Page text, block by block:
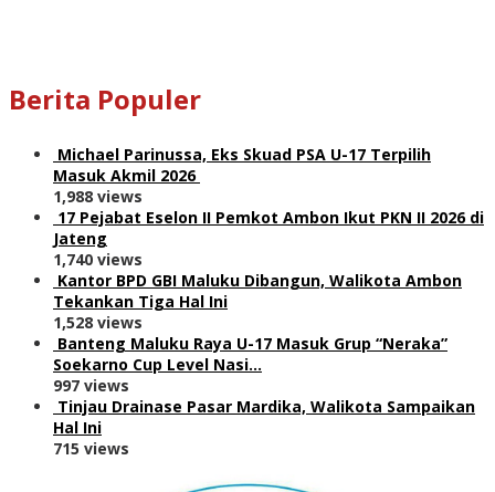
Berita Populer
Michael Parinussa, Eks Skuad PSA U-17 Terpilih
Masuk Akmil 2026
1,988 views
17 Pejabat Eselon II Pemkot Ambon Ikut PKN II 2026 di
Jateng
1,740 views
Kantor BPD GBI Maluku Dibangun, Walikota Ambon
Tekankan Tiga Hal Ini
1,528 views
Banteng Maluku Raya U-17 Masuk Grup “Neraka”
Soekarno Cup Level Nasi…
997 views
Tinjau Drainase Pasar Mardika, Walikota Sampaikan
Hal Ini
715 views